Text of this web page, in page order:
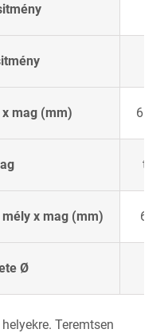
mag (mm) 650
x mag (mm) 600
Ø
Teremtsen